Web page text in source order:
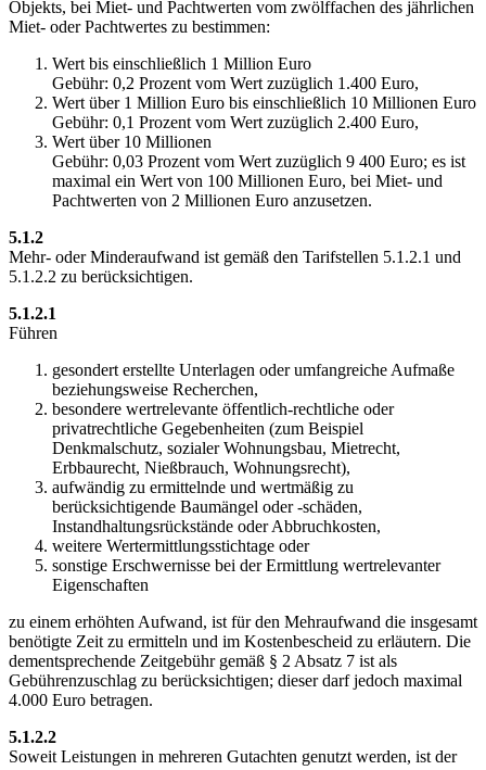
Objekts, bei Miet- und Pachtwerten vom zwölffachen des jährlichen
Miet- oder Pachtwertes zu bestimmen:
Wert bis einschließlich 1 Million Euro
Gebühr: 0,2 Prozent vom Wert zuzüglich 1.400 Euro,
Wert über 1 Million Euro bis einschließlich 10 Millionen Euro
Gebühr: 0,1 Prozent vom Wert zuzüglich 2.400 Euro,
Wert über 10 Millionen
Gebühr: 0,03 Prozent vom Wert zuzüglich 9 400 Euro; es ist
maximal ein Wert von 100 Millionen Euro, bei Miet- und
Pachtwerten von 2 Millionen Euro anzusetzen.
5.1.2
Mehr- oder Minderaufwand ist gemäß den Tarifstellen 5.1.2.1 und
5.1.2.2 zu berücksichtigen.
5.1.2.1
Führen
gesondert erstellte Unterlagen oder umfangreiche Aufmaße
beziehungsweise Recherchen,
besondere wertrelevante öffentlich-rechtliche oder
privatrechtliche Gegebenheiten (zum Beispiel
Denkmalschutz, sozialer Wohnungsbau, Mietrecht,
Erbbaurecht, Nießbrauch, Wohnungsrecht),
aufwändig zu ermittelnde und wertmäßig zu
berücksichtigende Baumängel oder -schäden,
Instandhaltungsrückstände oder Abbruchkosten,
weitere Wertermittlungsstichtage oder
sonstige Erschwernisse bei der Ermittlung wertrelevanter
Eigenschaften
zu einem erhöhten Aufwand, ist für den Mehraufwand die insgesamt
benötigte Zeit zu ermitteln und im Kostenbescheid zu erläutern. Die
dementsprechende Zeitgebühr gemäß § 2 Absatz 7 ist als
Gebührenzuschlag zu berücksichtigen; dieser darf jedoch maximal
4.000 Euro betragen.
5.1.2.2
Soweit Leistungen in mehreren Gutachten genutzt werden, ist der